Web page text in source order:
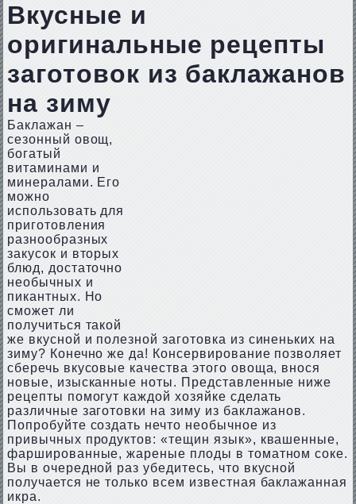
Вкусные и
оригинальные рецепты
заготовок из баклажанов
на зиму
Баклажан –
сезонный овощ,
богатый
витаминами и
минералами. Его
можно
использовать для
приготовления
разнообразных
закусок и вторых
блюд, достаточно
необычных и
пикантных. Но
сможет ли
получиться такой
же вкусной и полезной заготовка из синеньких на
зиму? Конечно же да! Консервирование позволяет
сберечь вкусовые качества этого овоща, внося
новые, изысканные ноты. Представленные ниже
рецепты помогут каждой хозяйке сделать
различные заготовки на зиму из баклажанов.
Попробуйте создать нечто необычное из
привычных продуктов: «тещин язык», квашенные,
фаршированные, жареные плоды в томатном соке.
Вы в очередной раз убедитесь, что вкусной
получается не только всем известная баклажанная
икра.